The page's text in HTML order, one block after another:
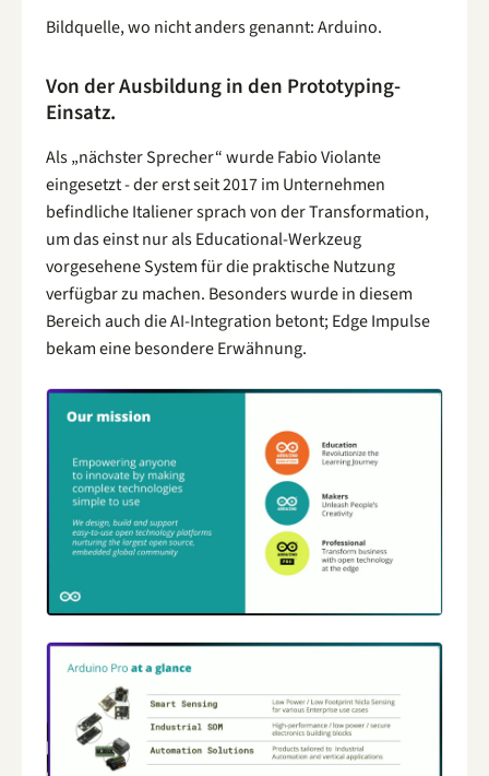
Bildquelle, wo nicht anders genannt: Arduino.
Von der Ausbildung in den Prototyping-
Einsatz.
Als „nächster Sprecher“ wurde Fabio Violante
eingesetzt - der erst seit 2017 im Unternehmen
befindliche Italiener sprach von der Transformation,
um das einst nur als Educational-Werkzeug
vorgesehene System für die praktische Nutzung
verfügbar zu machen. Besonders wurde in diesem
Bereich auch die AI-Integration betont; Edge Impulse
bekam eine besondere Erwähnung.